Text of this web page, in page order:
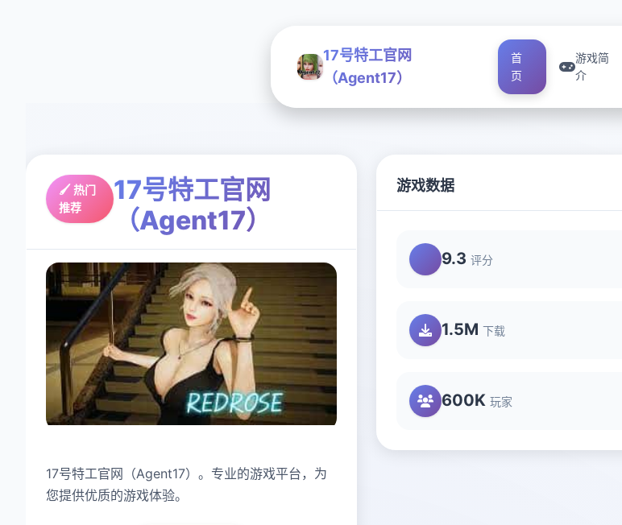
17号特工官网
（Agent17）
首
页
游戏简
介
🖌️ 热门
推荐
17号特工官网
（Agent17）
17号特工官网（Agent17）。专业的游戏平台，为
您提供优质的游戏体验。
游戏数据
9.3 评分
1.5M 下载
600K 玩家